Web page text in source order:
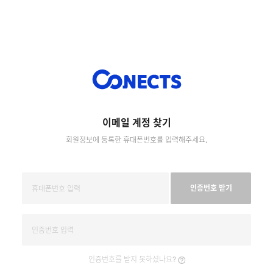
이메일 계정 찾기
회원정보에 등록한 휴대폰번호를 입력해주세요.
인증번호 받기
인증번호를 받지 못하셨나요?